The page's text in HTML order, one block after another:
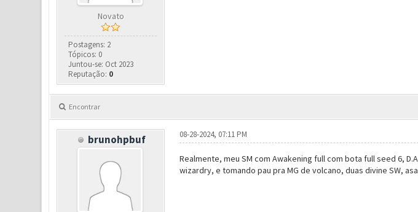
Novato
Postagens: 2
Tópicos: 0
Juntou-se: Oct 2023
Reputação: 0
Encontrar
brunohpbuf 08-28-2024, 07:11 PM
Realmente, meu SM com Awakening full com bota full seed 6,
wizardry, e tomando pau pra MG de volcano, duas divine SW,